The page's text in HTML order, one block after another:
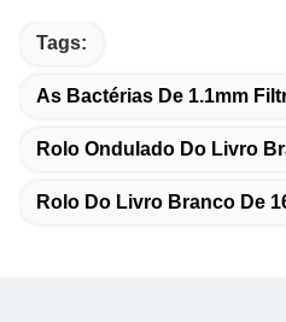
Tags:
As Bactérias De 1.1mm
Rolo Ondulado Do Livro
Rolo Do Livro Branco De